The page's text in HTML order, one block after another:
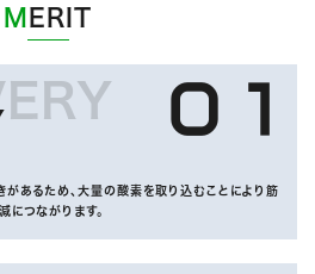
MERIT
０１
あるため、大量の酸素を取り込むことにより筋
つながります。